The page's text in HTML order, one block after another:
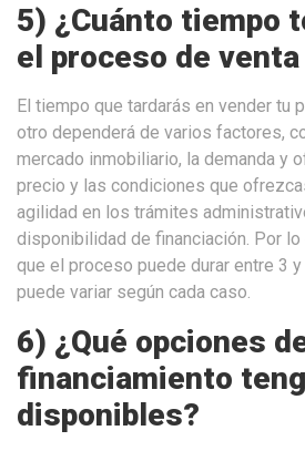
5) ¿Cuánto tiempo
el proceso de
El tiempo que tardarás en vender tu
otro dependerá de varios factores,
mercado inmobiliario, la demanda y
precio y las condiciones que
agilidad en los trámites
disponibilidad de financiación. Por
que el proceso puede durar entre 3
puede variar según cada caso.
6) ¿Qué opciones
financiamiento
disponibles?